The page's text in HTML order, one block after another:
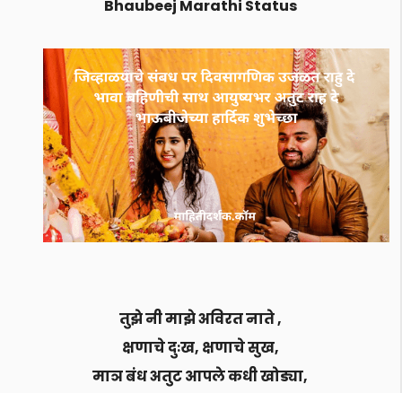
Bhaubeej Marathi Status
तुझे नी माझे अविरत नाते ,
क्षणाचे दुःख, क्षणाचे सुख,
माञ बंध अतुट आपले कधी खोड्या,